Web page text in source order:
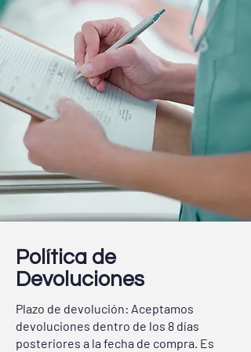
Política de
Devoluciones
Plazo de devolución: Aceptamos
devoluciones dentro de los 8 días
posteriores a la fecha de compra. Es